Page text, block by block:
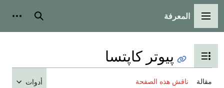
القائمة الرئيسية
المعرفة بحث
تبديل عرض جدول المحتويات
پيوتر كاپتسا
مقالة ناقش هذه الصفحة أدوات